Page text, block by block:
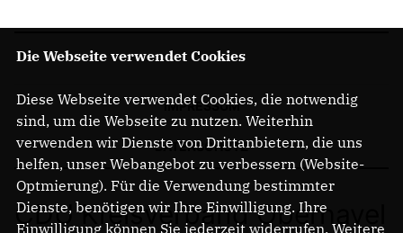
IMPRESSUM
DATENSCHUTZ
CDU Kreisverband Oberhavel
Die Webseite verwendet Cookies
Diese Webseite verwendet Cookies, die notwendig
sind, um die Webseite zu nutzen. Weiterhin
verwenden wir Dienste von Drittanbietern, die uns
helfen, unser Webangebot zu verbessern (Website-
Optmierung). Für die Verwendung bestimmter
Dienste, benötigen wir Ihre Einwilligung. Ihre
Einwilligung können Sie jederzeit widerrufen. Weitere